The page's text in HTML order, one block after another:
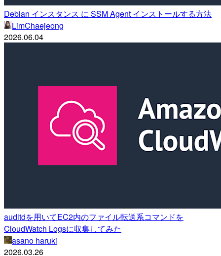
Debian インスタンス に SSM Agent インストールする方法
LimChaejeong
2026.06.04
auditdを用いてEC2内のファイル転送系コマンドを
CloudWatch Logsに収集してみた
asano haruki
2026.03.26